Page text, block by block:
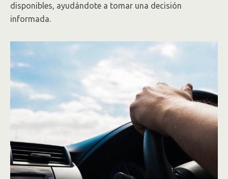
disponibles, ayudándote a tomar una decisión
informada.